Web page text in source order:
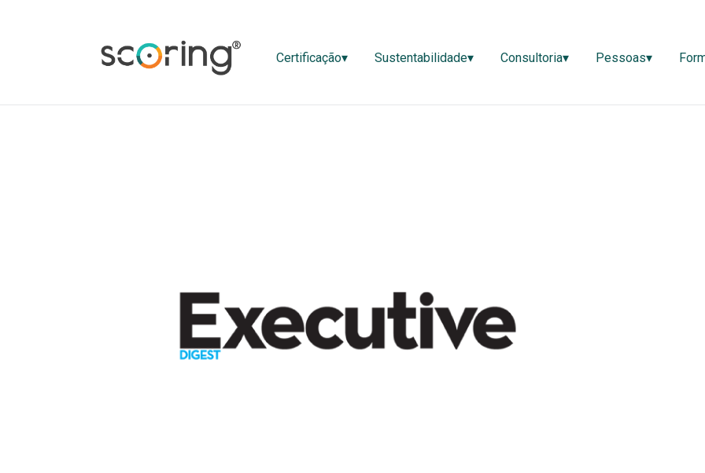
Certificação▾ Sustentabilidade▾ Consultoria▾ Pessoas▾
Certificação▾ Sustentabilidade▾ Consultoria▾